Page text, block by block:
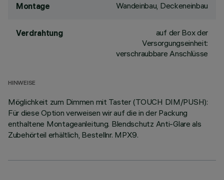
Montage Wandeinbau, Deckeneinbau
Verdrahtung
auf der Box der
Versorgungseinheit:
verschraubbare Anschlüsse
HINWEISE
Möglichkeit zum Dimmen mit Taster (TOUCH DIM/PUSH):
Für diese Option verweisen wir auf die in der Packung
enthaltene Montageanleitung. Blendschutz Anti-Glare als
Zubehörteil erhältlich, Bestellnr. MPX9.